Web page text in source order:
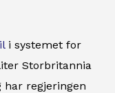
i systemet for
Storbritannia
regjeringen